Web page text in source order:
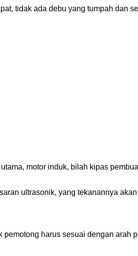
tidak ada debu yang tumpah dan
motor induk, bilah kipas
ultrasonik, yang tekanannya
harus sesuai dengan arah